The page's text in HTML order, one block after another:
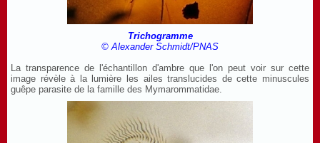
Trichogramme
© Alexander Schmidt/PNAS
La transparence de l'échantillon d'ambre que l'on peut voir sur cette
image révèle à la lumière les ailes translucides de cette minuscules
guêpe parasite de la famille des Mymarommatidae.